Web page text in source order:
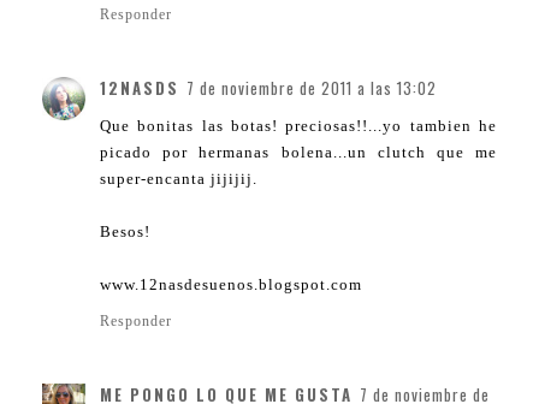
Responder
12NASDS 7 de noviembre de 2011 a las 13:02
Que bonitas las botas! preciosas!!...yo tambien he
picado por hermanas bolena...un clutch que me
super-encanta jijijij.
Besos!
www.12nasdesuenos.blogspot.com
Responder
ME PONGO LO QUE ME GUSTA 7 de noviembre de